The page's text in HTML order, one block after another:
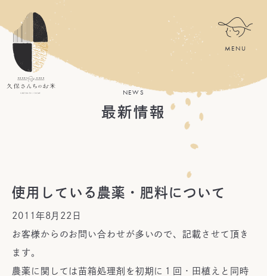
NEWS
最新情報
使用している農薬・肥料について
2011年8月22日
お客様からのお問い合わせが多いので、記載させて頂き
ます。
農薬に関しては苗箱処理剤を初期に１回・田植えと同時